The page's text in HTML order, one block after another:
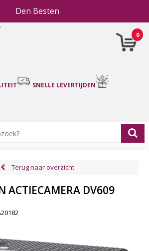
Den Besten
0
SNELLE LEVERTIJDEN
Terug naar overzicht
ACTIECAMERA DV609